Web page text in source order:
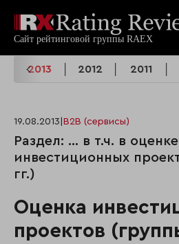
2013 2012 2011
19.08.2013 B2B (сервисы)
Раздел: ... в т.ч. в оценке
инвестиционных
гг.)
Оценка
проектов